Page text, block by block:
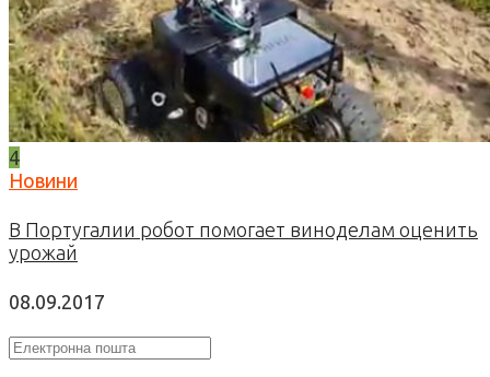
4
Новини
В Португалии робот помогает виноделам оценить
урожай
08.09.2017